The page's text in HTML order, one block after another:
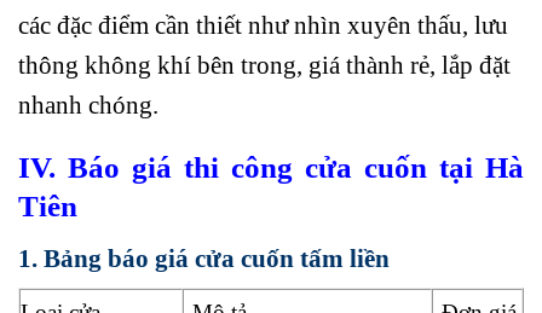
các đặc điểm cần thiết như nhìn xuyên thấu, lưu
thông không khí bên trong, giá thành rẻ, lắp đặt
nhanh chóng.
IV. Báo giá thi công cửa cuốn tại Hà
Tiên
1. Bảng báo giá cửa cuốn tấm liền